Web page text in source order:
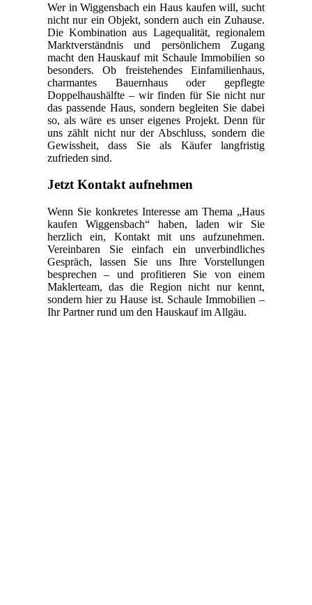
Wer in Wiggensbach ein Haus kaufen will, sucht
nicht nur ein Objekt, sondern auch ein Zuhause.
Die Kombination aus Lagequalität, regionalem
Marktverständnis und persönlichem Zugang
macht den Hauskauf mit Schaule Immobilien so
besonders. Ob freistehendes Einfamilienhaus,
charmantes Bauernhaus oder gepflegte
Doppelhaushälfte – wir finden für Sie nicht nur
das passende Haus, sondern begleiten Sie dabei
so, als wäre es unser eigenes Projekt. Denn für
uns zählt nicht nur der Abschluss, sondern die
Gewissheit, dass Sie als Käufer langfristig
zufrieden sind.
Jetzt Kontakt aufnehmen
Wenn Sie konkretes Interesse am Thema „Haus
kaufen Wiggensbach“ haben, laden wir Sie
herzlich ein, Kontakt mit uns aufzunehmen.
Vereinbaren Sie einfach ein unverbindliches
Gespräch, lassen Sie uns Ihre Vorstellungen
besprechen – und profitieren Sie von einem
Maklerteam, das die Region nicht nur kennt,
sondern hier zu Hause ist. Schaule Immobilien –
Ihr Partner rund um den Hauskauf im Allgäu.